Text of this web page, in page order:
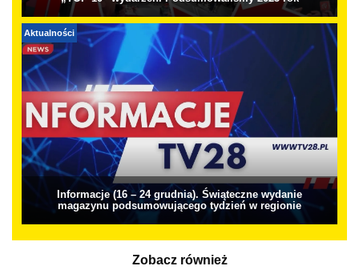
Aktualności
Informacje (16 – 24 grudnia). Świąteczne wydanie
magazynu podsumowującego tydzień w regionie
Zobacz również